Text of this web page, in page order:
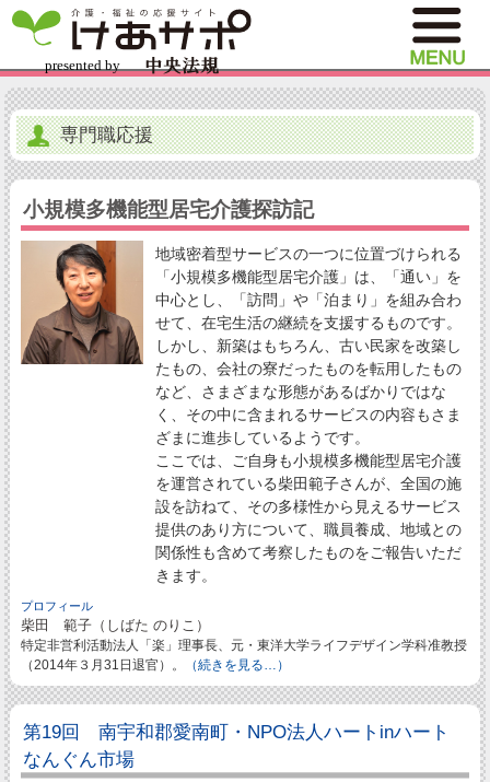
専門職応援
小規模多機能型居宅介護探訪記
地域密着型サービスの一つに位置づけられる
「小規模多機能型居宅介護」は、「通い」を
中心とし、「訪問」や「泊まり」を組み合わ
せて、在宅生活の継続を支援するものです。
しかし、新築はもちろん、古い民家を改築し
たもの、会社の寮だったものを転用したもの
など、さまざまな形態があるばかりではな
く、その中に含まれるサービスの内容もさま
ざまに進歩しているようです。
ここでは、ご自身も小規模多機能型居宅介護
を運営されている柴田範子さんが、全国の施
設を訪ねて、その多様性から見えるサービス
提供のあり方について、職員養成、地域との
関係性も含めて考察したものをご報告いただ
きます。
プロフィール
柴田 範子（しばた のりこ）
特定非営利活動法人「楽」理事長、元・東洋大学ライフデザイン学科准教授
（2014年３月31日退官）。
（続きを見る…）
第19回 南宇和郡愛南町・NPO法人ハートinハート
なんぐん市場